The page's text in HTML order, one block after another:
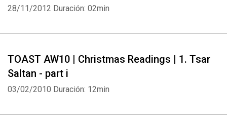
28/11/2012 Duración: 02min
TOAST AW10 | Christmas Readings | 1. Tsar
Saltan - part i
03/02/2010 Duración: 12min